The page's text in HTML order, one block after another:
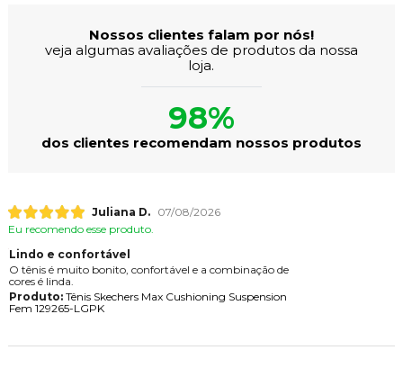
Nossos clientes falam por nós!
veja algumas avaliações de produtos da nossa
loja.
98%
dos clientes recomendam nossos produtos
Juliana D.
07/08/2026
Eu recomendo esse produto.
Lindo e confortável
O tênis é muito bonito, confortável e a combinação de
cores é linda.
Produto:Tênis Skechers Max Cushioning Suspension
Fem 129265-LGPK